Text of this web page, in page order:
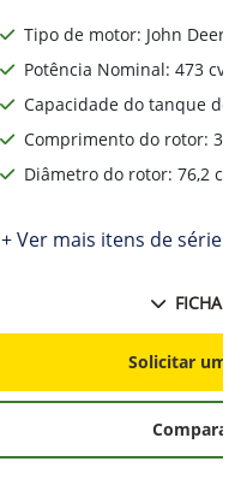
Tipo de motor: John Deere
Potência Nominal: 473 cv
Capacidade do tanque de
Comprimento do rotor:
Diâmetro do rotor: 76,2 cm
+ Ver mais itens de série
FICHA
Solicitar
Comparar